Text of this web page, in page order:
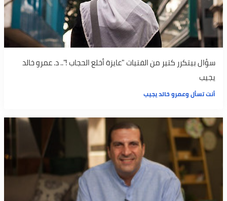
سؤال بيتكرر كتير من الفتيات "عايزة أخلع الحجاب !".. د. عمرو خالد
يجيب
أنت تسأل وعمرو خالد يجيب